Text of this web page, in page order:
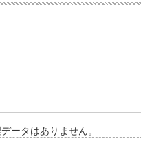
ータはありません。